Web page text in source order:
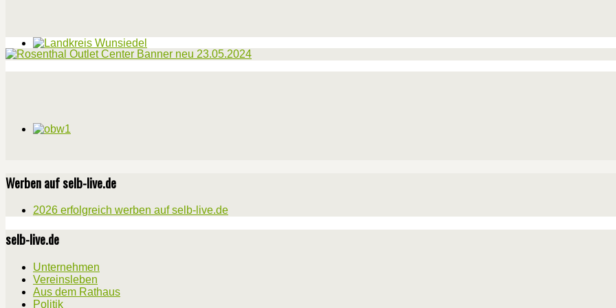
Werben auf selb-live.de
2026 erfolgreich werben auf selb-live.de
selb-live.de
Unternehmen
Vereinsleben
Aus dem Rathaus
Politik